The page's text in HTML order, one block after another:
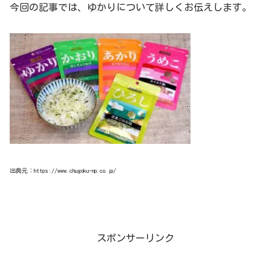
今回の記事では、ゆかりについて詳しくお伝えします。
出典元：https://www.chugoku-np.co.jp/
スポンサーリンク